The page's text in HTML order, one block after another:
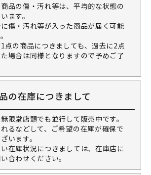
品の傷・汚れ等は、平均的な状態の
ます。
傷・汚れ等が入った商品が届く可能
点の商品につきましても、過去に2点
場合は同様となりますので予めご了
の在庫につきまして
限堂店頭でも並行して販売中です。
るなどして、ご希望の在庫が確保で
います。
在庫状況につきましては、在庫店に
合わせください。